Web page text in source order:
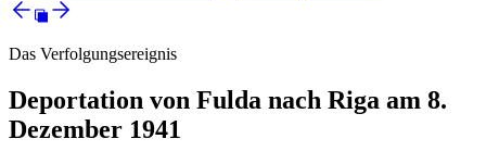
Das Verfolgungsereignis
Deportation von Fulda nach Riga am 8.
Dezember 1941